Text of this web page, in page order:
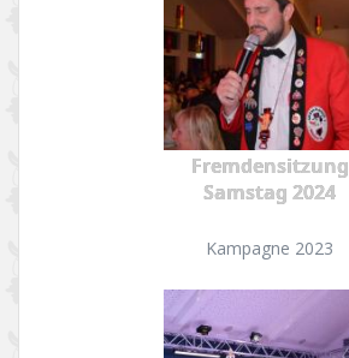
Fremdensitzung
Samstag 2024
Kampagne 2023